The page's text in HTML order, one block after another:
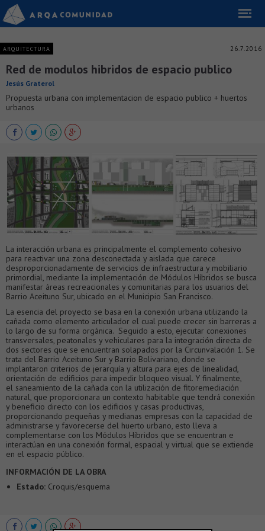
ARQUITECTURA 26.7.2016
Red de modulos hibridos de espacio publico
Jesús Graterol
Propuesta urbana con implementacion de espacio publico + huertos
urbanos
La interacción urbana es principalmente el complemento cohesivo
para reactivar una zona desconectada y aislada que carece
desproporcionadamente de servicios de infraestructura y mobiliario
primordial, mediante la implementación de Módulos Híbridos se busca
manifestar áreas recreacionales y comunitarias para los usuarios del
Barrio Aceituno Sur, ubicado en el Municipio San Francisco.
La esencia del proyecto se basa en la conexión urbana utilizando la
cañada como elemento articulador el cual puede crecer sin barreras a
lo largo de su forma orgánica. Seguido a esto, ejecutar conexiones
transversales, peatonales y vehiculares para la integración directa de
dos sectores que se encuentran solapados por la Circunvalación 1. Se
trata del Barrio Aceituno Sur y Barrio Bolivariano, donde se
implantaron criterios de jerarquía y altura para ejes de linealidad,
orientación de edificios para impedir bloqueo visual. Y finalmente,
el saneamiento de la cañada con la utilización de fitoremediación
natural, que proporcionara un contexto habitable que tendrá conexión
y beneficio directo con los edificios y casas productivas,
proporcionando pequeñas y medianas empresas con la capacidad de
administrarse y favorecerse del huerto urbano, esto lleva a
complementarse con los Módulos Híbridos que se encuentran e
interactúan en una conexión formal, espacial y virtual que se extiende
en el espacio público.
INFORMACIÓN DE LA OBRA
Estado: Croquis/esquema